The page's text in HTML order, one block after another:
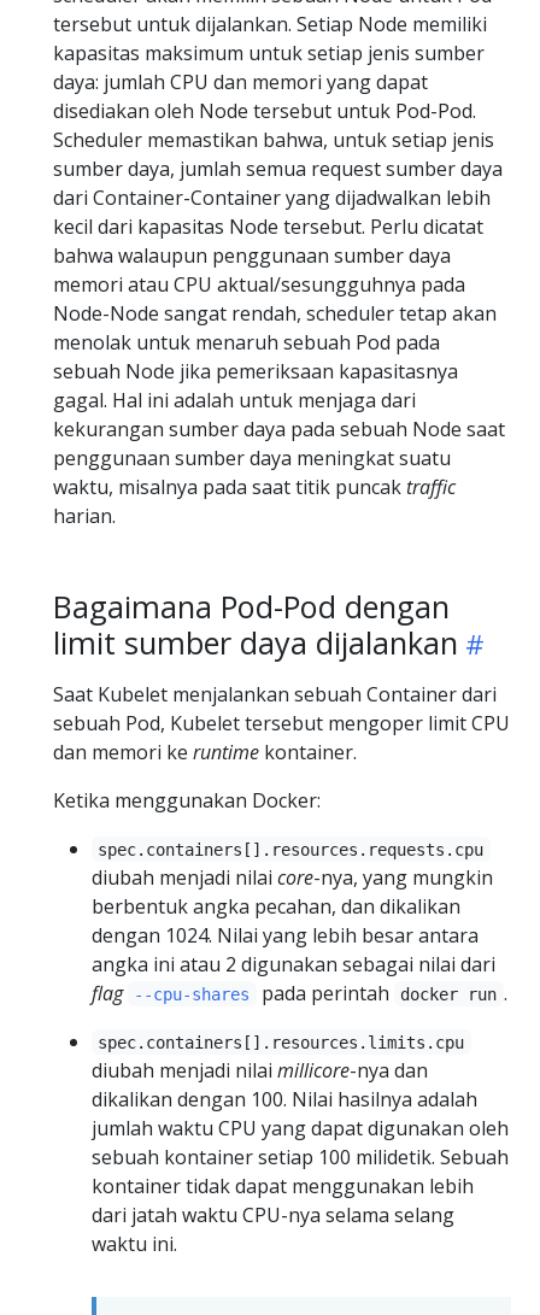
tersebut untuk dijalankan. Setiap Node memiliki
kapasitas maksimum untuk setiap jenis sumber
daya: jumlah CPU dan memori yang dapat
disediakan oleh Node tersebut untuk Pod-Pod.
Scheduler memastikan bahwa, untuk setiap jenis
sumber daya, jumlah semua request sumber daya
dari Container-Container yang dijadwalkan lebih
kecil dari kapasitas Node tersebut. Perlu dicatat
bahwa walaupun penggunaan sumber daya
memori atau CPU aktual/sesungguhnya pada
Node-Node sangat rendah, scheduler tetap akan
menolak untuk menaruh sebuah Pod pada
sebuah Node jika pemeriksaan kapasitasnya
gagal. Hal ini adalah untuk menjaga dari
kekurangan sumber daya pada sebuah Node saat
penggunaan sumber daya meningkat suatu
waktu, misalnya pada saat titik puncaktraffic
harian.
Bagaimana Pod-Pod dengan
limit sumber daya dijalankan
Saat Kubelet menjalankan sebuah Container dari
sebuah Pod, Kubelet tersebut mengoper limit CPU
dan memori ke runtime kontainer.
Ketika menggunakan Docker:
spec.containers[].resources.requests.cpu
diubah menjadi nilai core-nya, yang mungkin
berbentuk angka pecahan, dan dikalikan
dengan 1024. Nilai yang lebih besar antara
angka ini atau 2 digunakan sebagai nilai dari
flag
--cpu-shares pada perintah docker run .
spec.containers[].resources.limits.cpu
diubah menjadi nilai millicore-nya dan
dikalikan dengan 100. Nilai hasilnya adalah
jumlah waktu CPU yang dapat digunakan oleh
sebuah kontainer setiap 100 milidetik. Sebuah
kontainer tidak dapat menggunakan lebih
dari jatah waktu CPU-nya selama selang
waktu ini.